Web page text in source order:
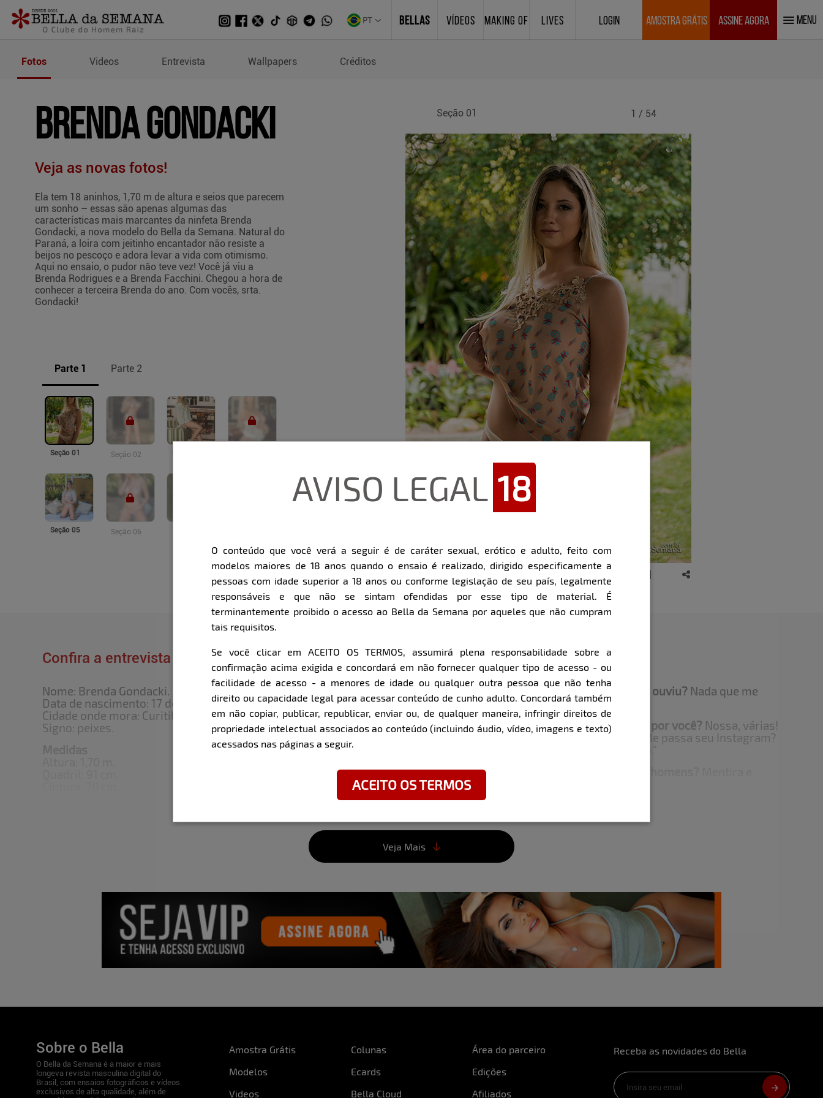
PT BELLAS VÍDEOS MAKING OF LIVES LOGIN AMOSTRA GRÁTIS ASSINE AGORA MENU
Fotos de Brenda Gondacki
Fotos Videos Entrevista Wallpapers Créditos
BRENDA GONDACKI
Veja as novas fotos!
Ela tem 18 aninhos, 1,70 m de altura e seios que parecem
um sonho – essas são apenas algumas das
características mais marcantes da ninfeta Brenda
Gondacki, a nova modelo do Bella da Semana. Natural do
Paraná, a loira com jeitinho encantador não resiste a
beijos no pescoço e adora levar a vida com otimismo.
Aqui no ensaio, o pudor não teve vez! Você já viu a
Brenda Rodrigues e a Brenda Facchini. Chegou a hora de
conhecer a terceira Brenda do ano. Com vocês, srta.
Gondacki!
Parte 1 Parte 2
Seção 01 Seção 02 Seção 03
Seção 05 Seção 06
Seção 01 1 / 54
Item
1
of
11
Super Zoom
Confira a entrevista que o Bella fez com a modelo:
Nome: Brenda Gondacki.
Data de nascimento: 17 de março de 1999.
Cidade onde mora: Curitiba (PR).
Signo: peixes.
Brenda, até pouco tempo atrás você estava morena. Agora aderiu aos
cabelos loiros. Qual das duas versões é a sua preferida?
O loiro, com
ou age mais como mulherão?Como mulher.
O que Curitiba tem de especial? O que não falta em Curitiba são
lugares interessantes para conhecer.
Você curte ler?Não muito.
E na TV, que tipo de programa costuma assistir?Sou mais um Netflix
Estuda?Não no momento.
com eles, não?!
Qual foi a cantada mais esquisita que você já ouviu? Nada que me
surpreendesse.
E a coisa mais original que um homem já fez por você? Nossa, várias!
(risos) Um deles uma vez me disse assim: "Me passa seu Instagram?
Tem alguma coisa que você não suporta nos homens?
arrogância.
Qual a sua característica mais marcante?
Psicológica, sou otimista.
Já sofreu por amor?
Se a sua calcinha falasse, o que ela diria agora?"Me tire".
Qual o lugar mais inusitado onde você já transou?
inusitado assim... foi no carro.
Quais os planos para o futuro?
Viajar muito.
Por fim, qual a maior dificuldade em se trabalhar como modelo?A
Veja Mais
AVISO LEGAL 18
O conteúdo que você verá a seguir é de caráter sexual, erótico e adulto, feito com
modelos maiores de 18 anos quando o ensaio é realizado, dirigido especificamente a
pessoas com idade superior a 18 anos ou conforme legislação de seu país, legalmente
responsáveis e que não se sintam ofendidas por esse tipo de material. É
terminantemente proibido o acesso ao Bella da Semana por aqueles que não cumpram
tais requisitos.
Se você clicar em ACEITO OS TERMOS, assumirá plena responsabilidade sobre a
confirmação acima exigida e concordará em não fornecer qualquer tipo de acesso - ou
facilidade de acesso - a menores de idade ou qualquer outra pessoa que não tenha
direito ou capacidade legal para acessar conteúdo de cunho adulto. Concordará também
em não copiar, publicar, republicar, enviar ou, de qualquer maneira, infringir direitos de
propriedade intelectual associados ao conteúdo (incluindo áudio, vídeo, imagens e texto)
acessados nas páginas a seguir.
ACEITO OS TERMOS
Sobre o Bella
O Bella da Semana é a maior e mais
longeva revista masculina digital do
Brasil, com ensaios fotográficos e vídeos
exclusivos de alta qualidade, além de
Amostra Grátis Colunas
Área do parceiro
Modelos
Ecards
Edições
Videos
Bella Cloud Afiliados
Receba as novidades do Bella